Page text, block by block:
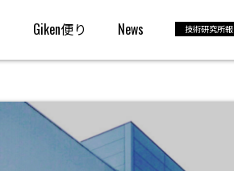
Giken便り News 技術研究所報